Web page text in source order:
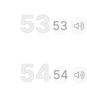
53 53
54 54